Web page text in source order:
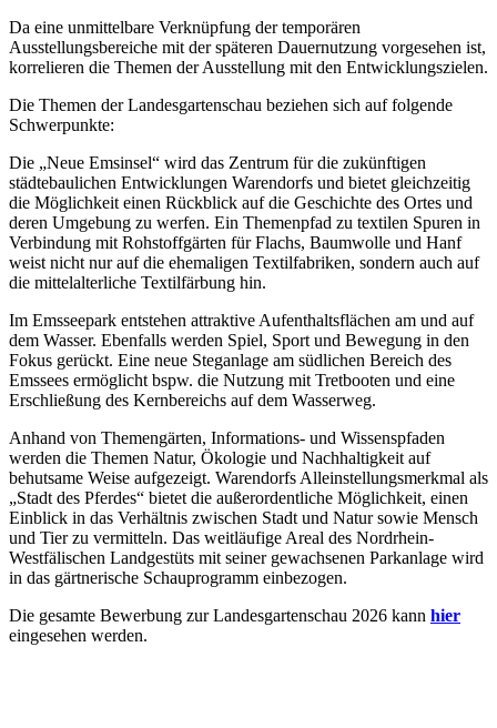
Da eine unmittelbare Verknüpfung der temporären
Ausstellungsbereiche mit der späteren Dauernutzung vorgesehen ist,
korrelieren die Themen der Ausstellung mit den Entwicklungszielen.
Die Themen der Landesgartenschau beziehen sich auf folgende
Schwerpunkte:
Die „Neue Emsinsel“ wird das Zentrum für die zukünftigen
städtebaulichen Entwicklungen Warendorfs und bietet gleichzeitig
die Möglichkeit einen Rückblick auf die Geschichte des Ortes und
deren Umgebung zu werfen. Ein Themenpfad zu textilen Spuren in
Verbindung mit Rohstoffgärten für Flachs, Baumwolle und Hanf
weist nicht nur auf die ehemaligen Textilfabriken, sondern auch auf
die mittelalterliche Textilfärbung hin.
Im Emsseepark entstehen attraktive Aufenthaltsflächen am und auf
dem Wasser. Ebenfalls werden Spiel, Sport und Bewegung in den
Fokus gerückt. Eine neue Steganlage am südlichen Bereich des
Emssees ermöglicht bspw. die Nutzung mit Tretbooten und eine
Erschließung des Kernbereichs auf dem Wasserweg.
Anhand von Themengärten, Informations- und Wissenspfaden
werden die Themen Natur, Ökologie und Nachhaltigkeit auf
behutsame Weise aufgezeigt. Warendorfs Alleinstellungsmerkmal als
„Stadt des Pferdes“ bietet die außerordentliche Möglichkeit, einen
Einblick in das Verhältnis zwischen Stadt und Natur sowie Mensch
und Tier zu vermitteln. Das weitläufige Areal des Nordrhein-
Westfälischen Landgestüts mit seiner gewachsenen Parkanlage wird
in das gärtnerische Schauprogramm einbezogen.
Die gesamte Bewerbung zur Landesgartenschau 2026 kann hier
eingesehen werden.